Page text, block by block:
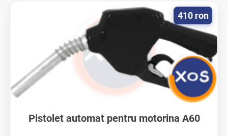
Pistolet automat pentru motorina A60
410 ron